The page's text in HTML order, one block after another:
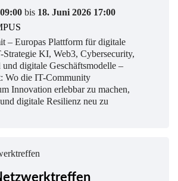
bis 18. Juni 2026 17:00
– Europas Plattform für digitale
Strategie KI, Web3, Cybersecurity,
digitale Geschäftsmodelle –
Wo die IT-Community
Innovation erlebbar zu machen,
digitale Resilienz neu zu